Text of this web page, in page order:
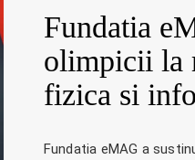
Fundatia
olimpicii la
fizica si
Fundatia eMAG a